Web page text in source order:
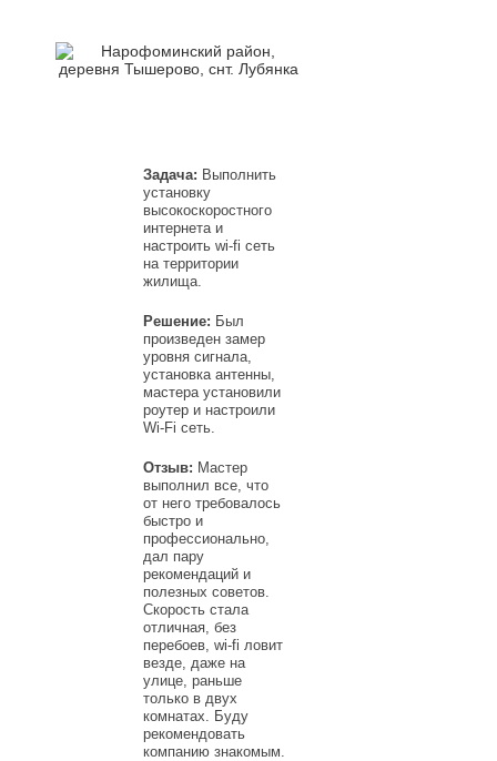
Задача: Выполнить
установку
высокоскоростного
интернета и
настроить wi-fi сеть
на территории
жилища.
Решение: Был
произведен замер
уровня сигнала,
установка антенны,
мастера установили
роутер и настроили
Wi-Fi сеть.
Отзыв: Мастер
выполнил все, что
от него требовалось
быстро и
профессионально,
дал пару
рекомендаций и
полезных советов.
Скорость стала
отличная, без
перебоев, wi-fi ловит
везде, даже на
улице, раньше
только в двух
комнатах. Буду
рекомендовать
компанию знакомым.